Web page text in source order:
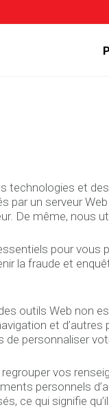
technologies et
par un serveur
De même, nous
pour vous
la fraude et
outils Web non
et
personnaliser
vos
personnels
ce qui signifie